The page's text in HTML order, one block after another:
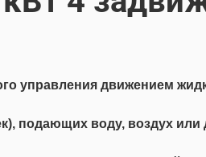
управления движением
подающих воду, воздух или